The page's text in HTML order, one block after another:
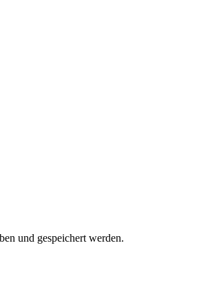
und gespeichert werden.